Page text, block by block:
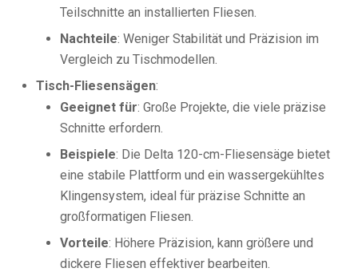
Teilschnitte an installierten Fliesen.
Nachteile: Weniger Stabilität und Präzision im
Vergleich zu Tischmodellen.
Tisch-Fliesensägen:
Geeignet für: Große Projekte, die viele präzise
Schnitte erfordern.
Beispiele: Die Delta 120-cm-Fliesensäge bietet
eine stabile Plattform und ein wassergekühltes
Klingensystem, ideal für präzise Schnitte an
großformatigen Fliesen.
Vorteile: Höhere Präzision, kann größere und
dickere Fliesen effektiver bearbeiten.